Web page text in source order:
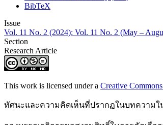
BibTeX
Issue
Vol. 11 No. 2 (2024): Vol. 11 No. 2 (May –
Section
Research Article
This work is licensed under a Creative
ทัศนะและความคิดเห็นที่ปรากฏในบทความใ